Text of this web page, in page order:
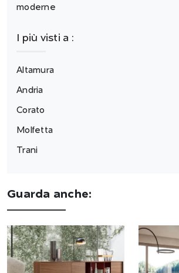
moderne
I più visti a :
Altamura
Andria
Corato
Molfetta
Trani
Guarda anche: